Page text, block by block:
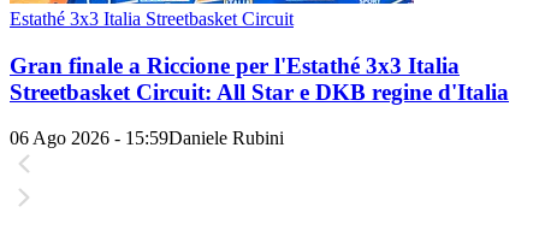
Estathé 3x3 Italia Streetbasket Circuit
Gran finale a Riccione per l'Estathé 3x3 Italia
Streetbasket Circuit: All Star e DKB regine d'Italia
06 Ago 2026 - 15:59Daniele Rubini